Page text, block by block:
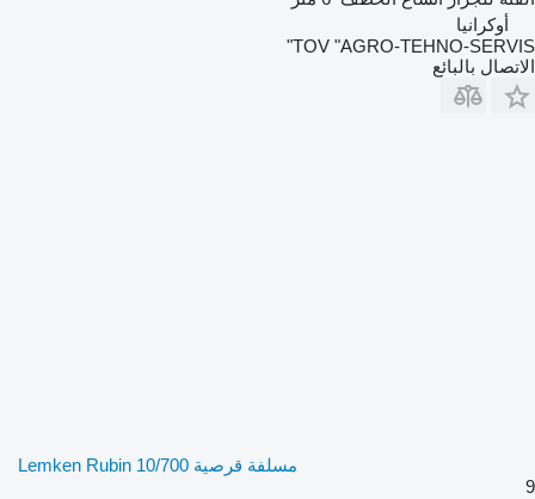
أوكرانيا
TOV "AGRO-TEHNO-SERVIS"
الاتصال بالبائع
مسلفة قرصية Lemken Rubin 10/700
9